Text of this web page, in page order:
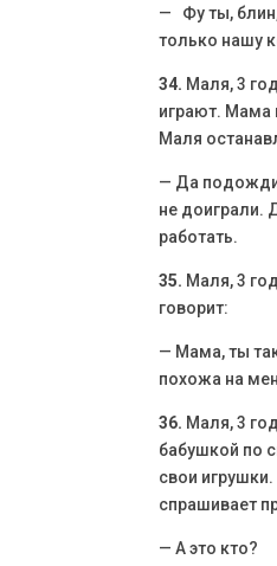
— Фу ты,
только нашу
34. Маля, 3
играют. Мама
Маля
— Да
не доиграли.
работать.
35. Маля, 3
говорит:
— Мама, ты
похожа на
36. Маля, 3
бабушкой по
свои
спрашивает
— А это кто?